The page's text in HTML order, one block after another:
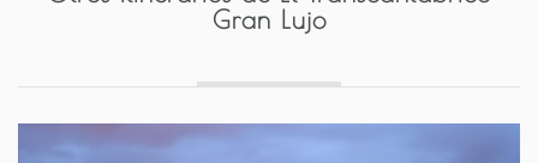
Gran Lujo